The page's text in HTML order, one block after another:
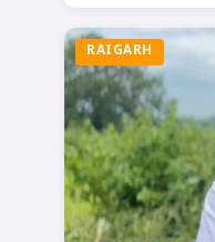
RAIGARH